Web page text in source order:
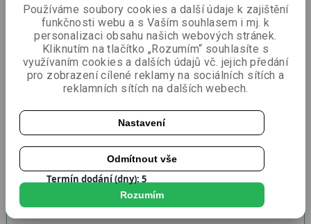
Promo stánek Starter
Katalogové číslo:PSTSTART
Termín dodání (dny): 5
Skladem
Používáme soubory cookies a další údaje k zajištění
funkčnosti webu a s Vaším souhlasem i mj. k
personalizaci obsahu našich webových stránek.
Kliknutím na tlačítko „Rozumím“ souhlasíte s
využívaním cookies a dalších údajů vč. jejich předání
pro zobrazení cílené reklamy na sociálních sítích a
reklamních sítích na dalších webech.
Nastavení
Odmítnout vše
Rozumím